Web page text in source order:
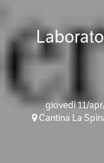
giovedì 11/
Cantina La